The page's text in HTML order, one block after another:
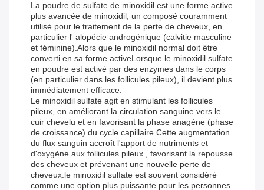
La poudre de sulfate de minoxidil est une forme active
plus avancée de minoxidil, un composé couramment
utilisé pour le traitement de la perte de cheveux, en
particulier l' alopécie androgénique (calvitie masculine
et féminine).Alors que le minoxidil normal doit être
converti en sa forme activeLorsque le minoxidil sulfate
en poudre est activé par des enzymes dans le corps
(en particulier dans les follicules pileux), il devient plus
immédiatement efficace.
Le minoxidil sulfate agit en stimulant les follicules
pileux, en améliorant la circulation sanguine vers le
cuir chevelu et en favorisant la phase anagène (phase
de croissance) du cycle capillaire.Cette augmentation
du flux sanguin accroît l'apport de nutriments et
d'oxygène aux follicules pileux., favorisant la repousse
des cheveux et prévenant une nouvelle perte de
cheveux.le minoxidil sulfate est souvent considéré
comme une option plus puissante pour les personnes